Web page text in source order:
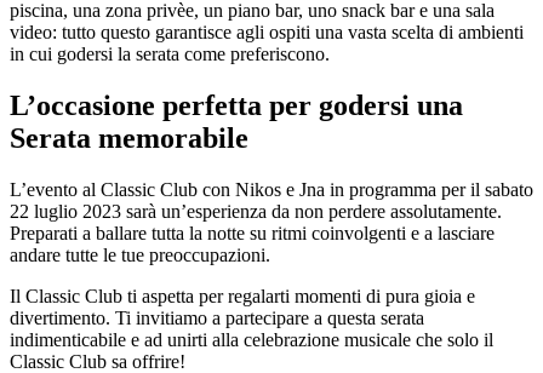
piscina, una zona privèe, un piano bar, uno snack bar e una sala
video: tutto questo garantisce agli ospiti una vasta scelta di ambienti
in cui godersi la serata come preferiscono.
L’occasione perfetta per godersi una
Serata memorabile
L’evento al Classic Club con Nikos e Jna in programma per il sabato
22 luglio 2023 sarà un’esperienza da non perdere assolutamente.
Preparati a ballare tutta la notte su ritmi coinvolgenti e a lasciare
andare tutte le tue preoccupazioni.
Il Classic Club ti aspetta per regalarti momenti di pura gioia e
divertimento. Ti invitiamo a partecipare a questa serata
indimenticabile e ad unirti alla celebrazione musicale che solo il
Classic Club sa offrire!